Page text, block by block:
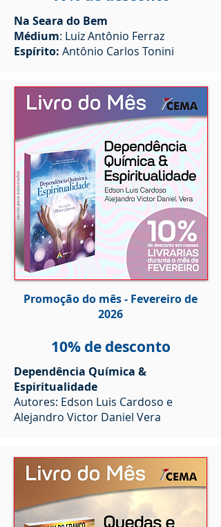
Na Seara do Bem
Médium: Luiz Antônio Ferraz
Espírito: Antônio Carlos Tonini
Promoção do mês - Fevereiro de
2026
10% de desconto
Dependência Química &
Espiritualidade
Autores: Edson Luis Cardoso e
Alejandro Victor Daniel Vera